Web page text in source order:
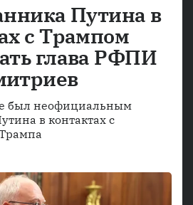
Путина в
с Трампом
глава РФПИ
был неофициальным
в контактах с